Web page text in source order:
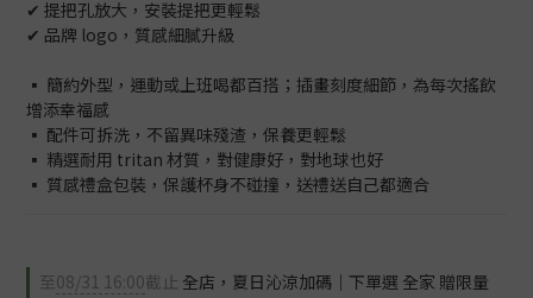
✔︎ 提把孔放大，安裝提把更輕鬆
✔︎ 品牌 logo，質感細膩升級
▪️ 簡約外型，運動或上班喝都百搭；插畫刻度細節，為每次搖飲
增添幸福感
▪️ 配件可拆洗，不留異味殘渣，保養更輕鬆
▪️ 精選耐用 tritan 材質，對健康好，對地球也好
▪️ 質感禮盒包裝，保護杯身不碰撞，送禮送自己都適合
至08/31 16:00截止 全店，夏日沁涼加碼｜下單選 全家 贈限量